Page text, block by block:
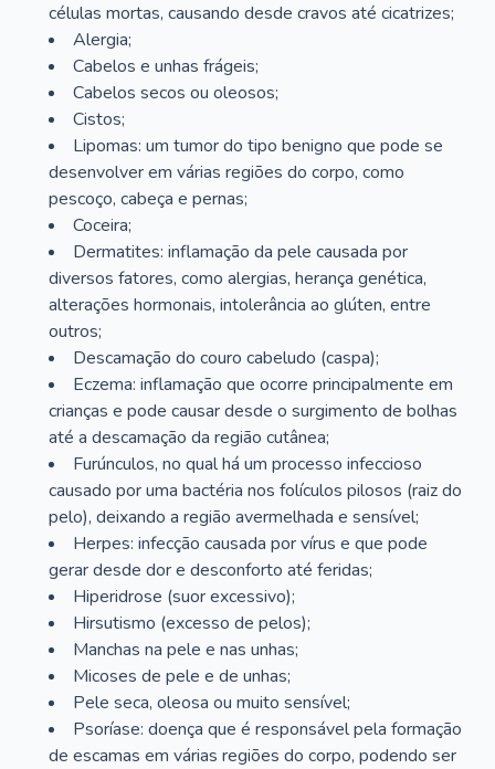
células mortas, causando desde cravos até cicatrizes;
Alergia;
Cabelos e unhas frágeis;
Cabelos secos ou oleosos;
Cistos;
Lipomas: um tumor do tipo benigno que pode se
desenvolver em várias regiões do corpo, como
pescoço, cabeça e pernas;
Coceira;
Dermatites: inflamação da pele causada por
diversos fatores, como alergias, herança genética,
alterações hormonais, intolerância ao glúten, entre
outros;
Descamação do couro cabeludo (caspa);
Eczema: inflamação que ocorre principalmente em
crianças e pode causar desde o surgimento de bolhas
até a descamação da região cutânea;
Furúnculos, no qual há um processo infeccioso
causado por uma bactéria nos folículos pilosos (raiz do
pelo), deixando a região avermelhada e sensível;
Herpes: infecção causada por vírus e que pode
gerar desde dor e desconforto até feridas;
Hiperidrose (suor excessivo);
Hirsutismo (excesso de pelos);
Manchas na pele e nas unhas;
Micoses de pele e de unhas;
Pele seca, oleosa ou muito sensível;
Psoríase: doença que é responsável pela formação
de escamas em várias regiões do corpo, podendo ser